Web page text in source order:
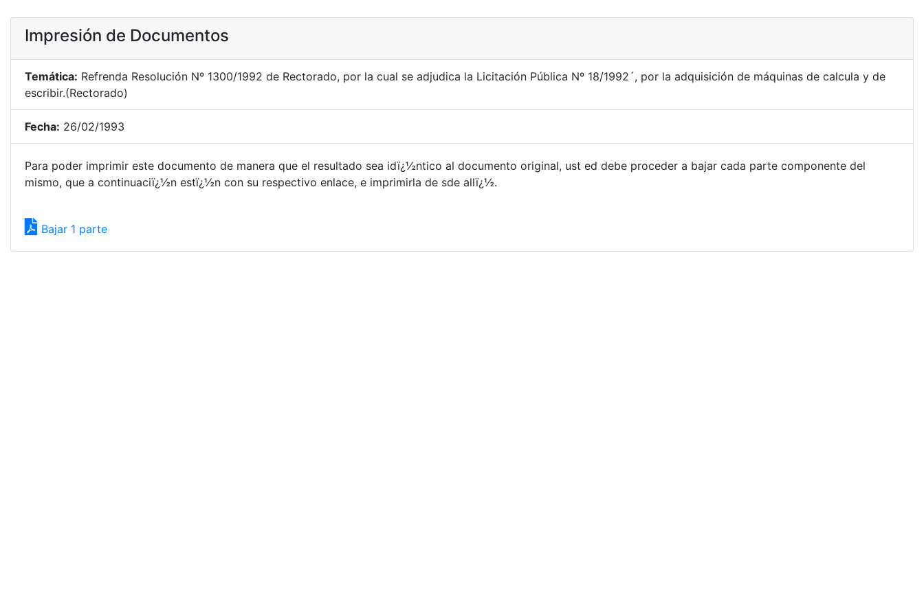
Impresión de Documentos
Temática: Refrenda Resolución Nº 1300/1992 de Rectorado, por la cual se adjudica la Licitación Pública Nº 18/1992´, por la adquisición de máquinas de calcula y de
escribir.(Rectorado)
Fecha: 26/02/1993
Para poder imprimir este documento de manera que el resultado sea idï¿½ntico al documento original, ust ed debe proceder a bajar cada parte componente del
mismo, que a continuaciï¿½n estï¿½n con su respectivo enlace, e imprimirla de sde allï¿½.
Bajar 1 parte